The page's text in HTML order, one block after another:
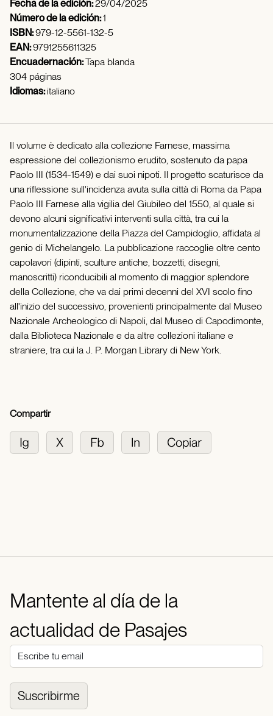
Fecha de la edición:29/04/2025
Número de la edición:1
ISBN:979-12-5561-132-5
EAN:9791255611325
Encuadernación:Tapa blanda
304 páginas
Idiomas:italiano
Il volume è dedicato alla collezione Farnese, massima
espressione del collezionismo erudito, sostenuto da papa
Paolo III (1534-1549) e dai suoi nipoti. Il progetto scaturisce da
una riflessione sull'incidenza avuta sulla città di Roma da Papa
Paolo III Farnese alla vigilia del Giubileo del 1550, al quale si
devono alcuni significativi interventi sulla città, tra cui la
monumentalizzazione della Piazza del Campidoglio, affidata al
genio di Michelangelo. La pubblicazione raccoglie oltre cento
capolavori (dipinti, sculture antiche, bozzetti, disegni,
manoscritti) riconducibili al momento di maggior splendore
della Collezione, che va dai primi decenni del XVI scolo fino
all'inizio del successivo, provenienti principalmente dal Museo
Nazionale Archeologico di Napoli, dal Museo di Capodimonte,
dalla Biblioteca Nazionale e da altre collezioni italiane e
straniere, tra cui la J. P. Morgan Library di New York.
Compartir
Mantente al día de la
actualidad de Pasajes
Suscribirme